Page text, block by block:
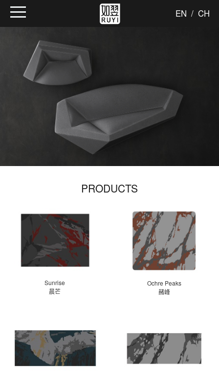
EN / CH
PRODUCTS
Sunrise
晨芒
Ochre Peaks
赭峰